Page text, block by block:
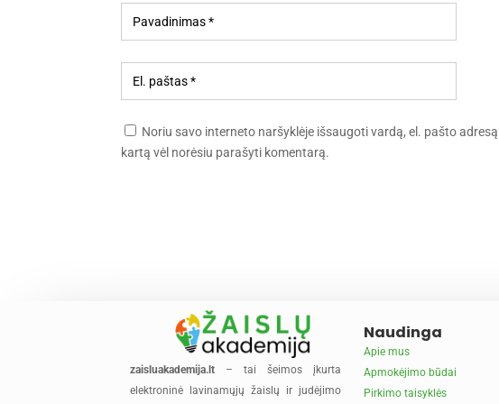
Noriu savo interneto naršyklėje išsaugoti vardą, el. pašto
kartą vėl norėsiu parašyti komentarą.
zaisluakademija.lt – tai šeimos įkurta
elektroninė lavinamųjų žaislų ir judėjimo
Naudinga
Apie mus
Apmokėjimo būdai
Pirkimo taisyklės